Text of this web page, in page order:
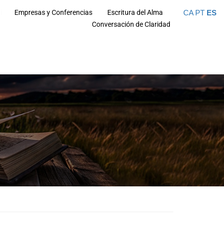
Empresas y Conferencias
Escritura del Alma
Conversación de Claridad
CA PT ES